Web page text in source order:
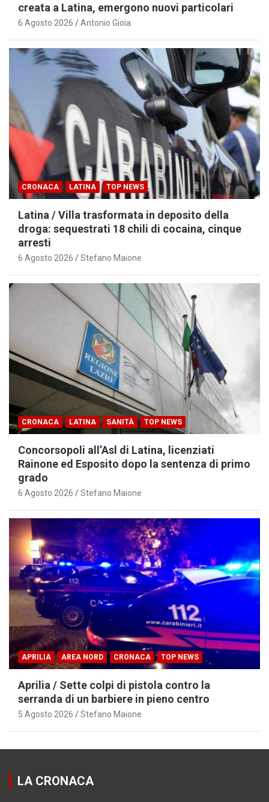
creata a Latina, emergono nuovi particolari
6 Agosto 2026 Antonio Gioia
CRONACA LATINA TOP NEWS
Latina / Villa trasformata in deposito della
droga: sequestrati 18 chili di cocaina, cinque
arresti
6 Agosto 2026 Stefano Maione
CRONACA LATINA SANITÀ TOP NEWS
Concorsopoli all’Asl di Latina, licenziati
Rainone ed Esposito dopo la sentenza di primo
grado
6 Agosto 2026 Stefano Maione
APRILIA AREA NORD CRONACA TOP NEWS
Aprilia / Sette colpi di pistola contro la
serranda di un barbiere in pieno centro
5 Agosto 2026 Stefano Maione
LA CRONACA